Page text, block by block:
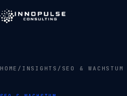
HOME / INSIGHTS / SEO & WACHSTUM